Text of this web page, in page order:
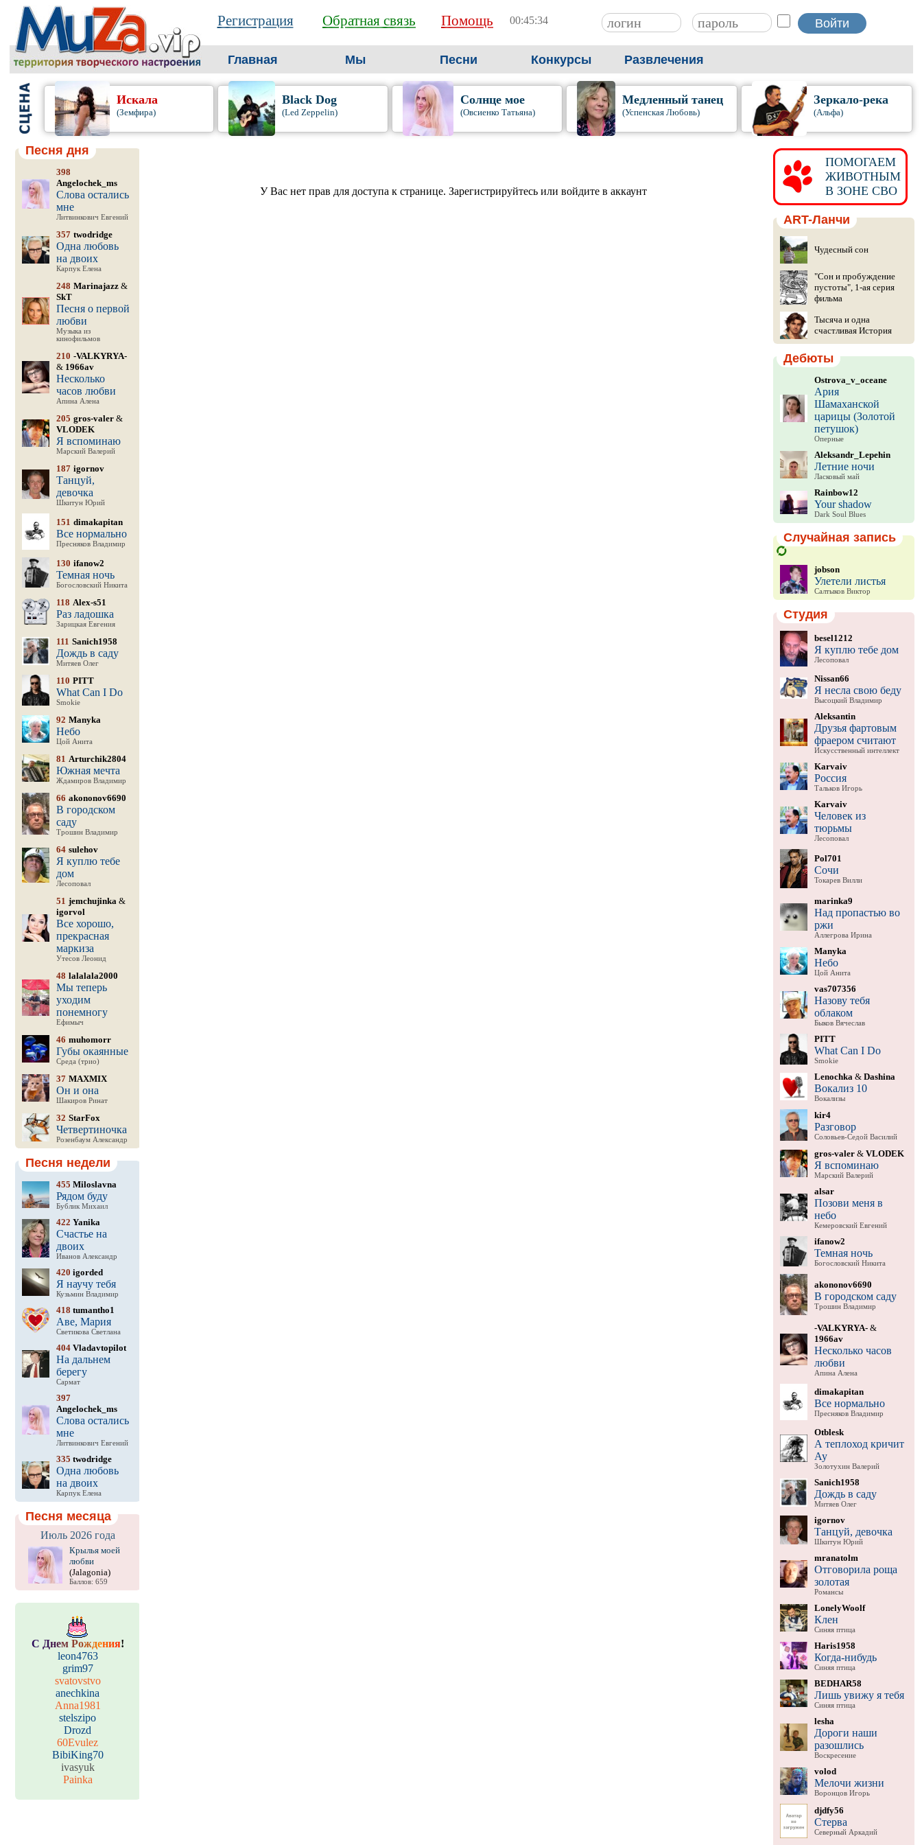
Регистрация Обратная связь Помощь 00:45:35
Главная Мы Песни Конкурсы Развлечения
Искала
(Земфира)
Black Dog
(Led Zeppelin)
Солнце мое
(Овсиенко Татьяна)
Медленный танец
(Успенская Любовь)
Зеркало-река
(Альфа)
Песня дня
398
Angelochek_ms
Слова остались
мне
Литвинкович Евгений
357 twodridge
Одна любовь
на двоих
Карпук Елена
248 Marinajazz&
SkT
Песня о первой
любви
Музыка из
кинофильмов
210 -VALKYRYA-
& 1966av
Несколько
часов любви
Апина Алена
205 gros-valer&
VLODEK
Я вспоминаю
Марский Валерий
187 igornov
Танцуй,
девочка
Шкитун Юрий
151 dimakapitan
Все нормально
Пресняков Владимир
130 ifanow2
Темная ночь
Богословский Никита
118 Alex-s51
Раз ладошка
Зарицкая Евгения
111 Sanich1958
Дождь в саду
Митяев Олег
110 PITT
What Can I Do
Smokie
92 Manyka
Небо
Цой Анита
81 Arturchik2804
Южная мечта
Ждамиров Владимир
66 akononov6690
В городском
саду
Трошин Владимир
64 sulehov
Я куплю тебе
дом
Лесоповал
51 jemchujinka&
igorvol
Все хорошо,
прекрасная
маркиза
Утесов Леонид
48 lalalala2000
Мы теперь
уходим
понемногу
Ефимыч
46 muhomorr
Губы окаянные
Среда (трио)
37 MAXMIX
Он и она
Шакиров Ринат
32 StarFox
Четвертиночка
Розенбаум Александр
Песня недели
455 Miloslavna
Рядом буду
Бублик Михаил
422 Yanika
Счастье на
двоих
Иванов Александр
420 igorded
Я научу тебя
Кузьмин Владимир
418 tumantho1
Аве, Мария
Светикова Светлана
404Vladavtopilot
На дальнем
берегу
Сармат
397
Angelochek_ms
Слова остались
мне
Литвинкович Евгений
335 twodridge
Одна любовь
на двоих
Карпук Елена
Песня месяца
Июль 2026 года
Крылья моей
любви
(Jalagonia)
Баллов: 659
С Днем Рождения!
leon4763
grim97
svatovstvo
anechkina
Anna1981
stelszipo
Drozd
60Evulez
BibiKing70
ivasyuk
Painka
У Вас нет прав для доступа к странице. Зарегистрируйтесь или войдите в аккаунт
ПОМОГАЕМ
ЖИВОТНЫМ
В ЗОНЕ СВО
ART-Ланчи
Чудесный сон
"Сон и пробуждение
пустоты", 1-ая серия
фильма
Тысяча и одна
счастливая История
Дебюты
Ostrova_v_oceane
Ария
Шамаханской
царицы (Золотой
петушок)
Оперные
Aleksandr_Lepehin
Летние ночи
Ласковый май
Rainbow12
Your shadow
Dark Soul Blues
Случайная запись
jobson
Улетели листья
Салтыков Виктор
Студия
besel1212
Я куплю тебе дом
Лесоповал
Nissan66
Я несла свою беду
Высоцкий Владимир
Aleksantin
Друзья фартовым
фраером считают
Искусственный интеллект
Karvaiv
Россия
Тальков Игорь
Karvaiv
Человек из
тюрьмы
Лесоповал
Pol701
Сочи
Токарев Вилли
marinka9
Над пропастью во
ржи
Аллегрова Ирина
Manyka
Небо
Цой Анита
vas707356
Назову тебя
облаком
Быков Вячеслав
PITT
What Can I Do
Smokie
Lenochka & Dashina
Вокализ 10
Вокализы
kir4
Разговор
Соловьев-Седой Василий
gros-valer& VLODEK
Я вспоминаю
Марский Валерий
alsar
Позови меня в
небо
Кемеровский Евгений
ifanow2
Темная ночь
Богословский Никита
akononov6690
В городском саду
Трошин Владимир
-VALKYRYA-&
1966av
Несколько часов
любви
Апина Алена
dimakapitan
Все нормально
Пресняков Владимир
Otblesk
А теплоход кричит
Ау
Золотухин Валерий
Sanich1958
Дождь в саду
Митяев Олег
igornov
Танцуй, девочка
Шкитун Юрий
mranatolm
Отговорила роща
золотая
Романсы
LonelyWoolf
Клен
Синяя птица
Haris1958
Когда-нибудь
Синяя птица
BEDHAR58
Лишь увижу я тебя
Синяя птица
lesha
Дороги наши
разошлись
Воскресение
volod
Мелочи жизни
Воронцов Игорь
djdfy56
Стерва
Северный Аркадий